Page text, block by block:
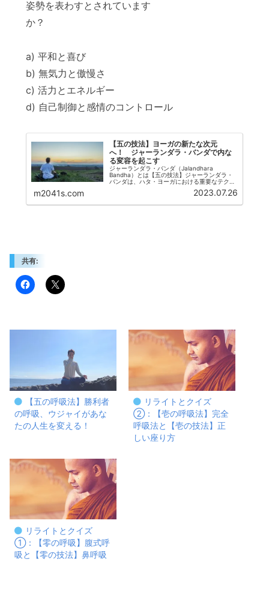
姿勢を表わすとされています
か？
a) 平和と喜び
b) 無気力と傲慢さ
c) 活力とエネルギー
d) 自己制御と感情のコントロール
【五の技法】ヨーガの新たな次元
へ！ ジャーランダラ・バンダで内な
る変容を起こす
ジャーランダラ・バンダ（Jalandhara
Bandha）とは【五の技法】ジャーランダラ・
バンダは、ハタ・ヨーガにおける重要なテクニ
ックです。『ジャーランダラ』はサンスクリッ
ト語で「のどの鎖」を意味し、『バンダ』は
m2041s.com 2023.07.26
共有:
【五の呼吸法】勝利者
の呼吸、ウジャイがあな
たの人生を変える！
リライトとクイズ
②：【壱の呼吸法】完全
呼吸法と【壱の技法】正
しい座り方
リライトとクイズ
①：【零の呼吸】腹式呼
吸と【零の技法】鼻呼吸